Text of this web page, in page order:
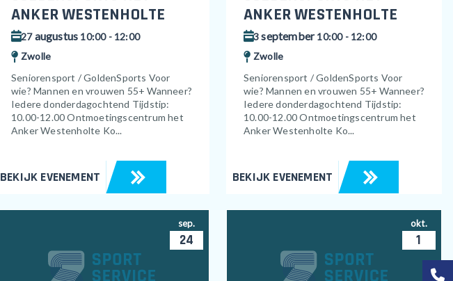
ANKER WESTENHOLTE
27augustus 10:00 - 12:00
Zwolle
Seniorensport / GoldenSports Voor
wie? Mannen en vrouwen 55+ Wanneer?
Iedere donderdagochtend Tijdstip:
10.00-12.00 Ontmoetingscentrum het
Anker Westenholte Ko...
BEKIJK EVENEMENT
ANKER WESTENHOLTE
3september10:00 - 12:00
Zwolle
Seniorensport / GoldenSports Voor
wie? Mannen en vrouwen 55+ Wanneer?
Iedere donderdagochtend Tijdstip:
10.00-12.00 Ontmoetingscentrum het
Anker Westenholte Ko...
BEKIJK EVENEMENT
sep.
24
okt.
1